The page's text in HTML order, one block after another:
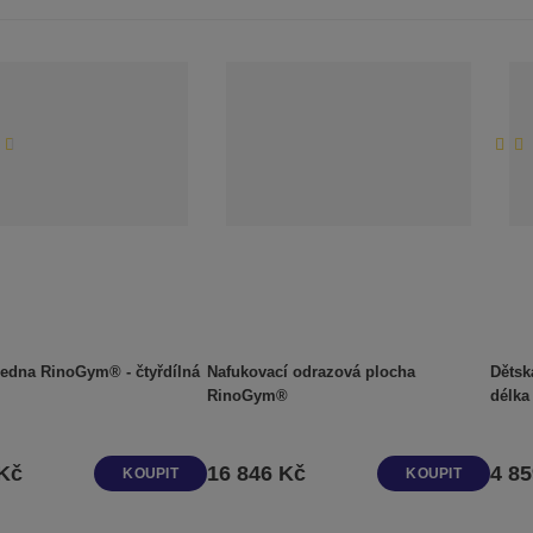
RinoGym® - čtyřdílná
KOUPIT
Nafukovací odrazová plocha
RinoGym®
16 846 Kč KOUPIT
délka
4